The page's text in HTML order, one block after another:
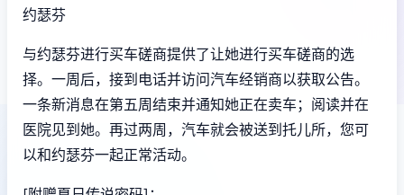
约瑟芬
与约瑟芬进行买车磋商提供了让她进行买车磋商的选
择。一周后，接到电话并访问汽车经销商以获取公告。
一条新消息在第五周结束并通知她正在卖车；阅读并在
医院见到她。再过两周，汽车就会被送到托儿所，您可
以和约瑟芬一起正常活动。